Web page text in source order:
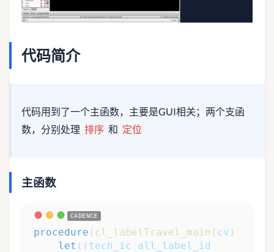
代码简介
代码用到了一个主函数，主要是GUI相关；两个支函
数，分别处理 排序 和 定位
主函数
procedure ( cl_labelTravel_main ( cv )
let ( ( tech_ic
all_label_id